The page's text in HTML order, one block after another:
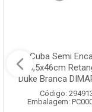
Cuba Semi
58,5x46cm
Duke Branca
Código:
Embalagem: